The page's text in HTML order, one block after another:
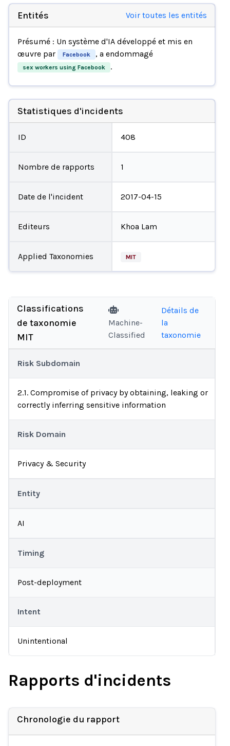
Entités Voir toutes les entités
Présumé : Un système d'IA développé et mis en
œuvre par
Facebook , a endommagé
sex workers using Facebook .
Statistiques d'incidents
ID 408
Nombre de rapports 1
Date de l'incident 2017-04-15
Editeurs Khoa Lam
Applied Taxonomies MIT
Classifications
de taxonomie
MIT
Machine-
Classified
Détails de
la
taxonomie
Risk Subdomain
2.1. Compromise of privacy by obtaining, leaking or
correctly inferring sensitive information
Risk Domain
Privacy & Security
Entity
AI
Timing
Post-deployment
Intent
Unintentional
Rapports d'incidents
Chronologie du rapport